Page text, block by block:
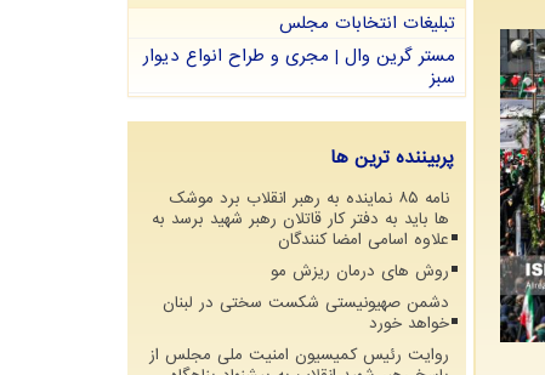
تبلیغات انتخابات مجلس
مستر گرین وال | مجری و طراح انواع دیوار
سبز
پربیننده ترین ها
نامه ۸۵ نماینده به رهبر انقلاب برد موشک
ها باید به دفتر کار قاتلان رهبر شهید برسد به
علاوه اسامی امضا کنندگان
روش های درمان ریزش مو
دشمن صهیونیستی شکست سختی در لبنان
خواهد خورد
روایت رئیس کمیسیون امنیت ملی مجلس از